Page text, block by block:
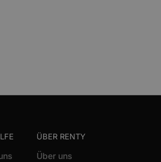
ÜBER RENTY
Über uns